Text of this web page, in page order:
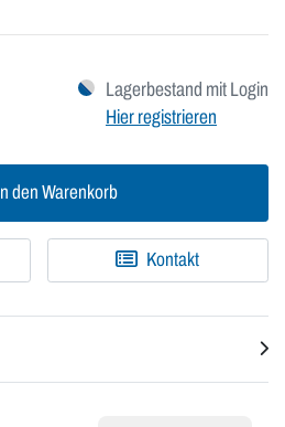
Lagerbestand mit Login
Hier registrieren
In den Warenkorb
Kontakt